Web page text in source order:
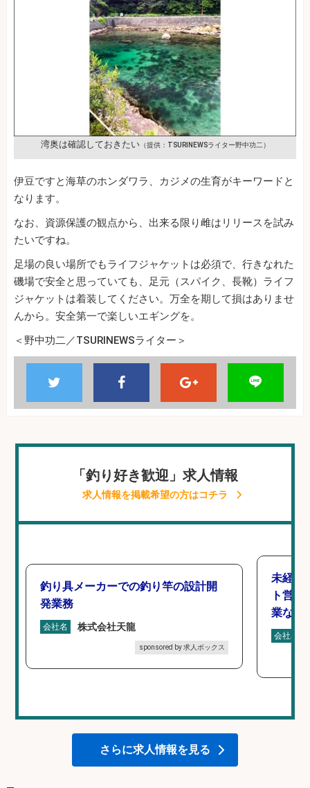
湾奥は確認しておきたい（提供：TSURINEWSライター野中功二）
伊豆ですと海草のホンダワラ、カジメの生育がキーワードと
なります。
なお、資源保護の観点から、出来る限り雌はリリースを試み
たいですね。
足場の良い場所でもライフジャケットは必須で、行きなれた
磯場で安全と思っていても、足元（スパイク、長靴）ライフ
ジャケットは着装してください。万全を期して損はありませ
んから。安全第一で楽しいエギングを。
＜野中功二／TSURINEWSライター＞
「釣り好き歓迎」求人情報
求人情報を掲載希望の方はコチラ
釣り具メーカーでの釣り竿の設計開
発業務
会社名 株式会社天龍
sponsored by 求人ボックス
未経験
ト営
業なし
会社名
さらに求人情報を見る